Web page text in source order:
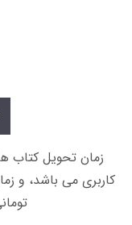
تومانی